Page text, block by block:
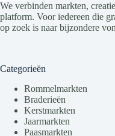
We verbinden markten,
platform. Voor iedereen die
op zoek is naar bijzondere
Categorieën
Rommelmarkten
Braderieën
Kerstmarkten
Jaarmarkten
Paasmarkten